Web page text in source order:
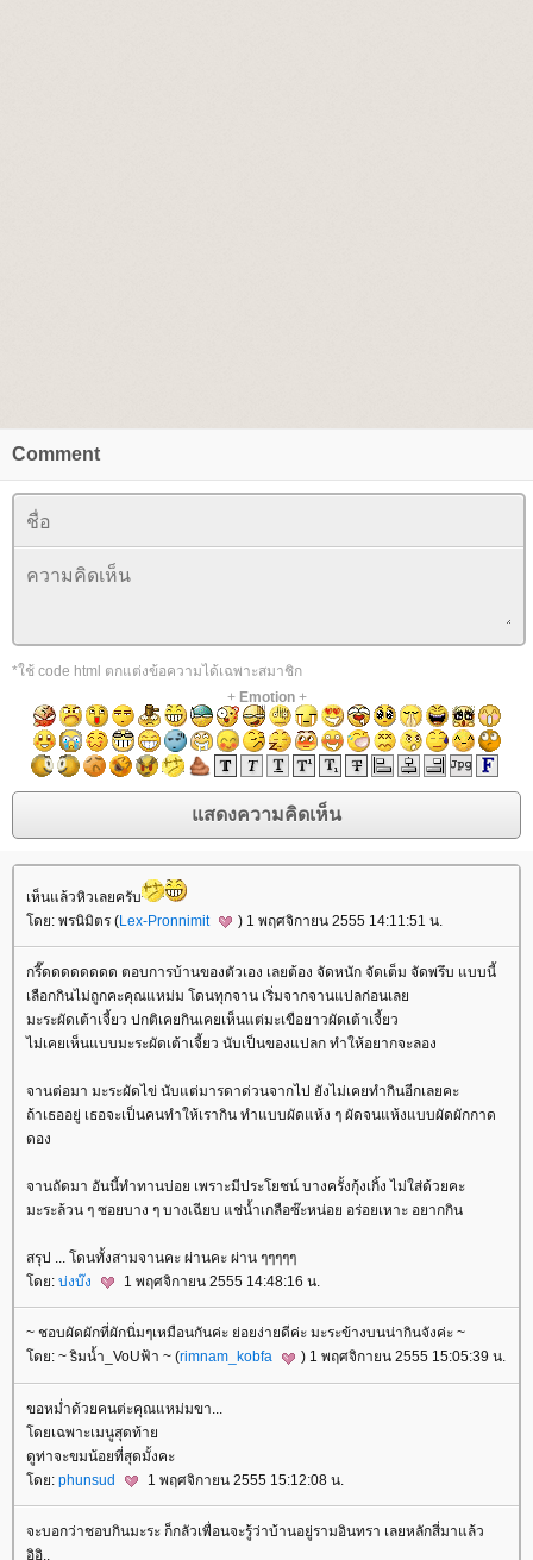
Comment
*ใช้ code html ตกแต่งข้อความได้เฉพาะสมาชิก
+ Emotion+
เห็นแล้วหิวเลยครับ
ดย: พรนิมิตร (Lex-Pronnimit ) 1 พฤศจิกายน 2555 14:11:51 น.
กรี๊ดดดดดดดด ตอบการบ้านของตัวเอง เลยต้อง จัดหนัก จัดเต็ม จัดพรึบ แบบนี้
เลือกกินไม่ถูกคะคุณแหม่ม โดนทุกจาน เริ่มจากจานแปลก่อนเล
มะระผัดเต้าเจี้ยว ปกติเคยกินเคยเห็นแต่มะเขือยาวผัดเต้าเจี้ยว
ไม่เคยเห็นแบบมะระผัดเต้าเจี้ยว นับเป็นของแปลก ทำให้อยากจะลอง
จานต่อมา มะระผัดไข่ นับแต่มารดาด่วนจากไป ยังไม่เคยทำกินอีกเลยคะ
ถ้าเธออยู่ เธอจะเป็นคนทำให้เรากิน ทำแบบผัดแห้ง ๆ ผัดจนแห้งแบบผัดผักกาด
ดอง
จานถัดมา อันนี้ทำทานบ่อย เพราะมีประโยชน์ บางครั้งกุ้งเกิ้ง ไม่ใส่ด้วยคะ
มะระล้วน ๆ ซอยบาง ๆ บางเฉียบ แช่น้ำเกลือซ๊ะหน่อย อร่อยเหาะ อยากกิน
สรุป ... โดนทั้งสามจานคะ ผ่านคะ ผ่าน ๆๆๆๆๆ
ดย: บ่งบ๊ง 1 พฤศจิกายน 2555 14:48:16 น.
~ ชอบผัดผักที่ผักนิ่มๆเหมือนกันค่ะ ย่อยง่ายดีค่ะ มะระข้างบนน่ากินจังค่ะ ~
ดย: ~ sิมน้ำ_VoUฟ้า ~ (rimnam_kobfa ) 1 พฤศจิกายน 2555 15:05:39 น.
ขอหม่ำด้วยคนต่ะคุณแหม่มขา...
ดยเฉพาะเมนูสุดท้า
ดูท่าจะขมน้อยที่สุดมั้งคะ
ดย: phunsud 1 พฤศจิกายน 2555 15:12:08 น.
จะบอกว่าชอบกินมะระ ก็กลัวเพื่อนจะรู้ว่าบ้านอยู่รามอินทรา เลยหลักสี่มาแล้ว
อิอิ..